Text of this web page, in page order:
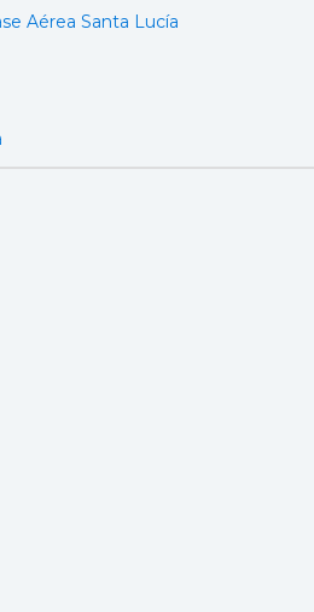
Aérea Santa Lucía